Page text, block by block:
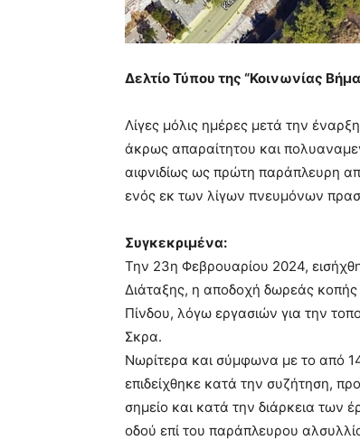
Δελτίο Τύπου της “Κοινωνίας
Λίγες μόλις ημέρες μετά την
άκρως απαραίτητου και
αιφνιδίως ως πρώτη παράπλευρη
ενός εκ των λίγων πνευμόνων
Συγκεκριμένα:
Την 23η Φεβρουαρίου 2024,
Διάταξης, η αποδοχή δωρεάς
Πίνδου, λόγω εργασιών για την
Σκρα.
Νωρίτερα και σύμφωνα με το από
επιδείχθηκε κατά την συζήτηση,
σημείο και κατά την διάρκεια των
οδού επί του παράπλευρου